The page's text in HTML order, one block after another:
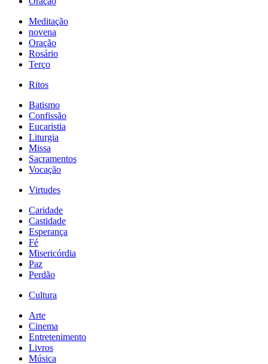
Meditação
novena
Oração
Rosário
Terço
Ritos
Batismo
Confissão
Eucaristia
Liturgia
Missa
Sacramentos
Vocação
Virtudes
Caridade
Castidade
Esperança
Fé
Misericórdia
Paz
Perdão
Cultura
Arte
Cinema
Entretenimento
Livros
Música